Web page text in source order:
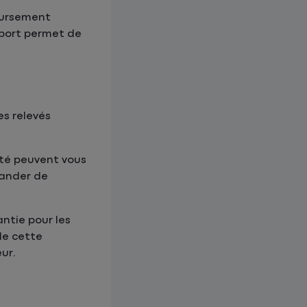
permet de
relevés
peuvent vous
de
pour les
cette